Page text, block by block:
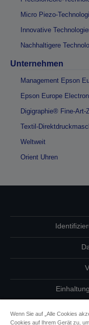
Micro Piezo-
Innovative
Nachhaltigere
Unternehmen
Management Epson
Epson Europe
Digigraphie® Fine-Art-
Textil-
Weltweit
Orient Uhren
Wenn Sie auf „Alle Cookies
Cookies auf Ihrem Gerät zu,